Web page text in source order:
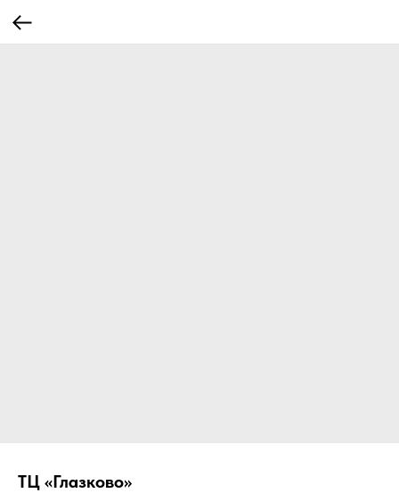
ТЦ «Глазково»